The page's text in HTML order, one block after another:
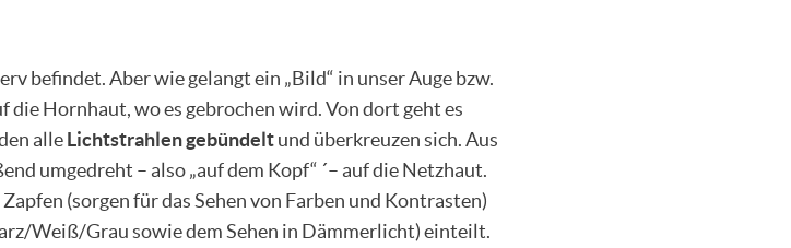
befindet. Aber wie gelangt ein „Bild“ in unser Auge bzw.
Hornhaut, wo es gebrochen wird. Von dort geht es
alleLichtstrahlen gebündeltund überkreuzen sich. Aus
umgedreht – also „auf dem Kopf“ ´– auf die Netzhaut.
Zapfen (sorgen für das Sehen von Farben und Kontrasten)
Weiß/Grau sowie dem Sehen in Dämmerlicht) einteilt.